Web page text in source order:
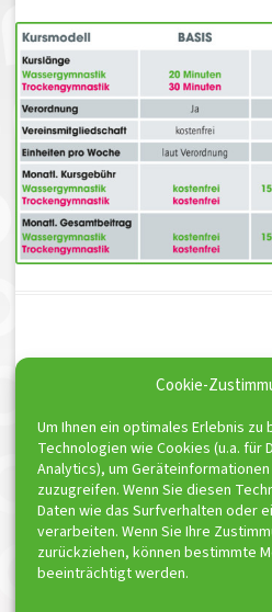
Cookie-
Um Ihnen ein optimales Erlebnis
Technologien wie Cookies (u.a. für
Analytics), um
zuzugreifen. Wenn Sie diesen
Daten wie das Surfverhalten oder
verarbeiten. Wenn Sie Ihre
zurückziehen, können bestimmte
beeinträchtigt werden.
Schreibe einen Kommentar
abzugeben.
ToniSport e.V. ist